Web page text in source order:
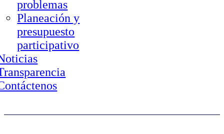
problemas
Planeación y
presupuesto
participativo